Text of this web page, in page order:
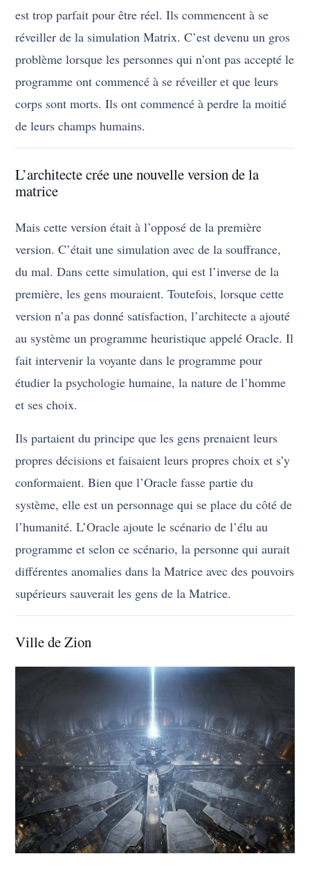
est trop parfait pour être réel. Ils commencent à se
réveiller de la simulation Matrix. C’est devenu un gros
problème lorsque les personnes qui n’ont pas accepté le
programme ont commencé à se réveiller et que leurs
corps sont morts. Ils ont commencé à perdre la moitié
de leurs champs humains.
L’architecte crée une nouvelle version de la
matrice
Mais cette version était à l’opposé de la première
version. C’était une simulation avec de la souffrance,
du mal. Dans cette simulation, qui est l’inverse de la
première, les gens mouraient. Toutefois, lorsque cette
version n’a pas donné satisfaction, l’architecte a ajouté
au système un programme heuristique appelé Oracle. Il
fait intervenir la voyante dans le programme pour
étudier la psychologie humaine, la nature de l’homme
et ses choix.
Ils partaient du principe que les gens prenaient leurs
propres décisions et faisaient leurs propres choix et s’y
conformaient. Bien que l’Oracle fasse partie du
système, elle est un personnage qui se place du côté de
l’humanité. L’Oracle ajoute le scénario de l’élu au
programme et selon ce scénario, la personne qui aurait
différentes anomalies dans la Matrice avec des pouvoirs
supérieurs sauverait les gens de la Matrice.
Ville de Zion